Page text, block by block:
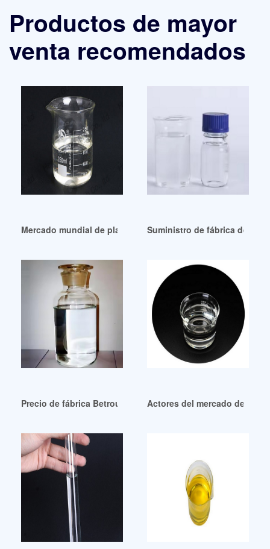
Productos de mayor
venta recomendados
Mercado mundial de plastificantes DEHP 2024: análisis del
Suministro de fábrica de
Precio de fábrica Betrouwbaar DOTP Weekmaker para ropa
Actores del mercado de